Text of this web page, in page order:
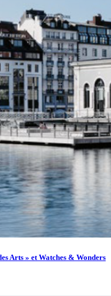
Arts » et Watches & Wonders